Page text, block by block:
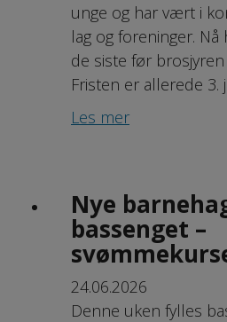
unge og har vært i
lag og foreninger.
de siste før brosjyren
Fristen er allerede 3.
Les mer
Nye
bassenget –
24.06.2026
Denne uken fylles